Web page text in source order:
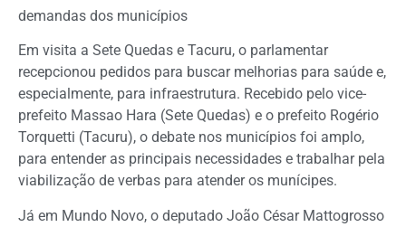
demandas dos municípios
Em visita a Sete Quedas e Tacuru, o parlamentar
recepcionou pedidos para buscar melhorias para saúde e,
especialmente, para infraestrutura. Recebido pelo vice-
prefeito Massao Hara (Sete Quedas) e o prefeito Rogério
Torquetti (Tacuru), o debate nos municípios foi amplo,
para entender as principais necessidades e trabalhar pela
viabilização de verbas para atender os munícipes.
Já em Mundo Novo, o deputado João César Mattogrosso